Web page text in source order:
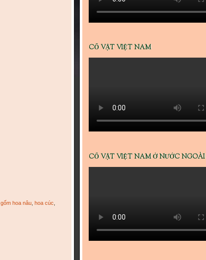
gốm hoa nâu, hoa cúc
CỔ VẬT VIỆT NAM
CỔ VẬT VIỆT NAM Ở NƯỚC NGOÀI